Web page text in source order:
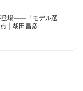
登場——「モデル選
| 胡田昌彦